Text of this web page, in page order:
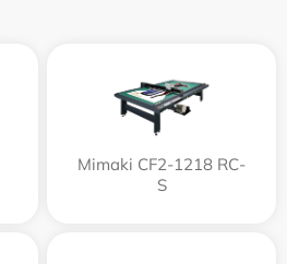
Mimaki CF2-1218 RC-
S